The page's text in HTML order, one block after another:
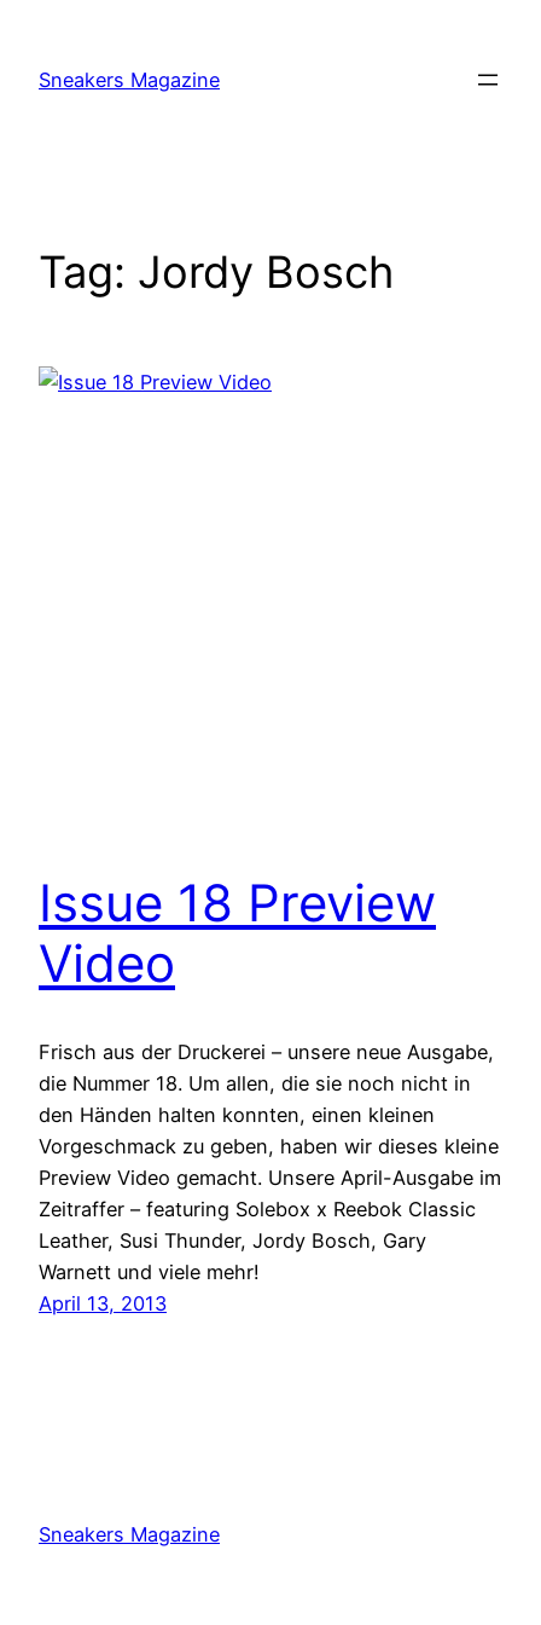
content
Sneakers Magazine
Tag: Jordy Bosch
Issue 18 Preview
Video
Frisch aus der Druckerei – unsere neue Ausgabe,
die Nummer 18. Um allen, die sie noch nicht in
den Händen halten konnten, einen kleinen
Vorgeschmack zu geben, haben wir dieses kleine
Preview Video gemacht. Unsere April-Ausgabe im
Zeitraffer – featuring Solebox x Reebok Classic
Leather, Susi Thunder, Jordy Bosch, Gary
Warnett und viele mehr!
April 13, 2013
Sneakers Magazine